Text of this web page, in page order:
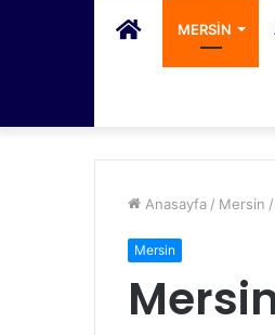
PORTALMERSIN
Anasayfa / Mersin /
Mersin